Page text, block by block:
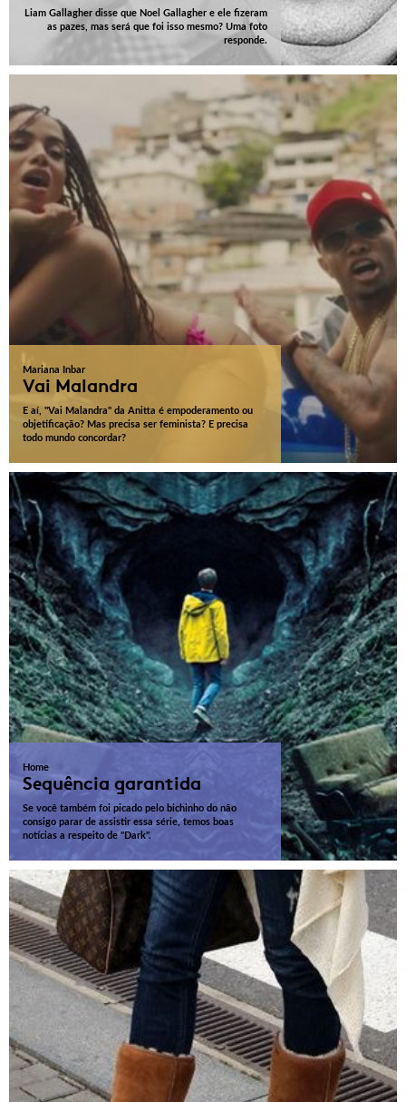
Liam Gallagher disse que Noel Gallagher e ele fizeram
as pazes, mas será que foi isso mesmo? Uma foto
responde.
Mariana Inbar
Vai Malandra
E aí, "Vai Malandra" da Anitta é empoderamento ou
objetificação? Mas precisa ser feminista? E precisa
todo mundo concordar?
Home
Sequência garantida
Se você também foi picado pelo bichinho do não
consigo parar de assistir essa série, temos boas
notícias a respeito de "Dark".